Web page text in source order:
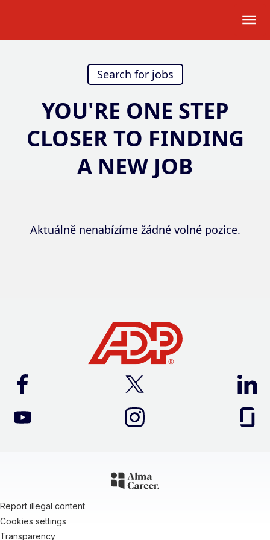
Search for jobs
YOU'RE ONE STEP
CLOSER TO FINDING
A NEW JOB
Aktuálně nenabízíme žádné volné pozice.
Report illegal content
Cookies settings
Transparency